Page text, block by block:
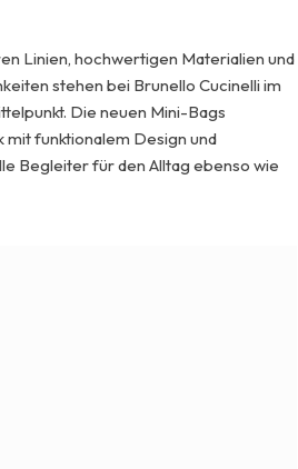
Linien, hochwertigen Materialien und
stehen bei Brunello Cucinelli im
Die neuen Mini-Bags
funktionalem Design und
Begleiter für den Alltag ebenso wie